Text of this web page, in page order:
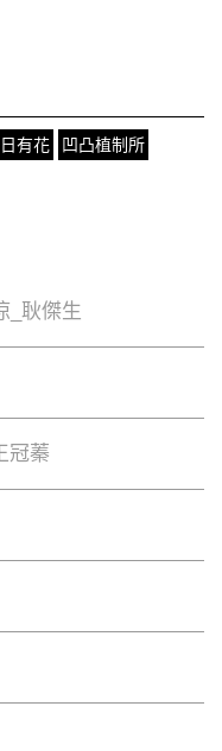
有花 凹凸植制所
_耿傑生
冠蓁